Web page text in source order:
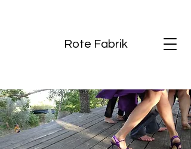
Rote Fabrik